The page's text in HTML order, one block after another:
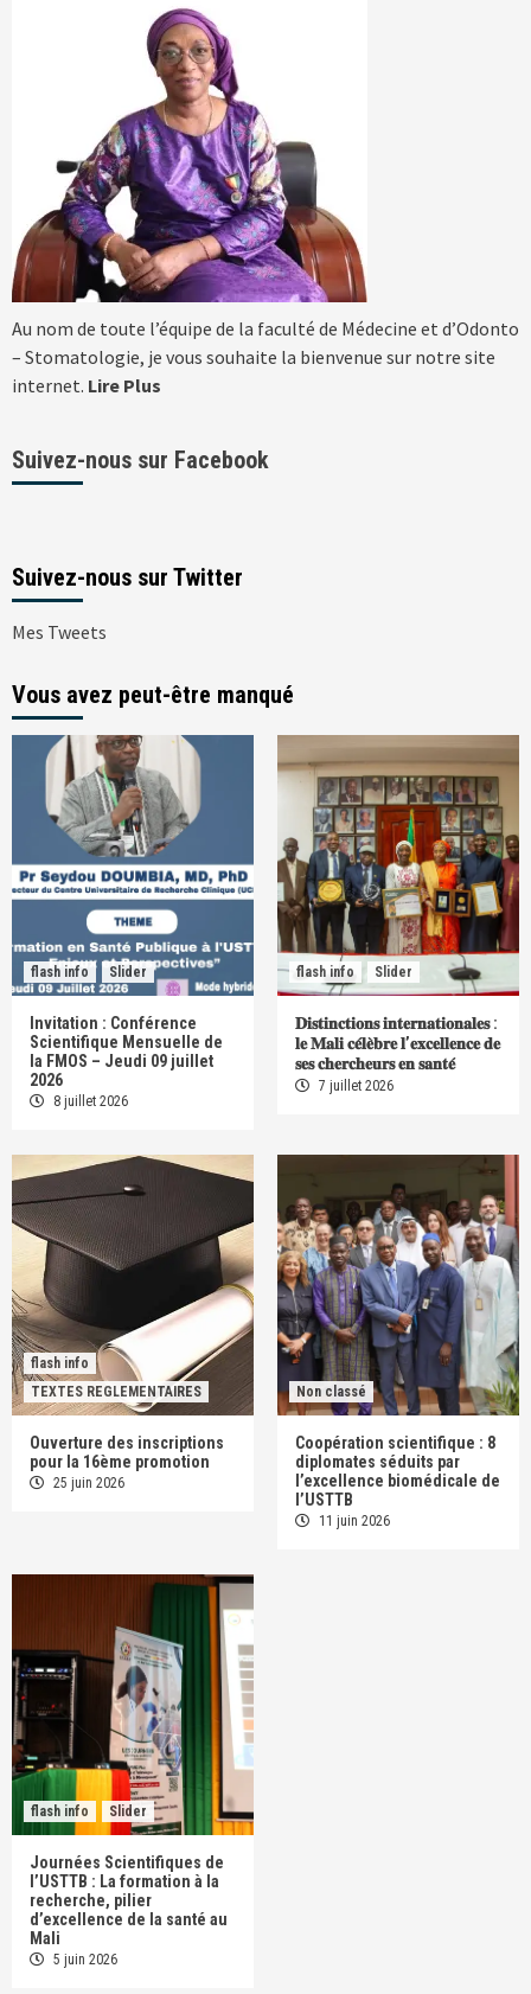
Au nom de toute l’équipe de la faculté de Médecine et d’Odonto
– Stomatologie, je vous souhaite la bienvenue sur notre site
internet. Lire Plus
Suivez-nous sur Facebook
Suivez-nous sur Twitter
Mes Tweets
Vous avez peut-être manqué
flash info Slider
Invitation : Conférence
Scientifique Mensuelle de
la FMOS – Jeudi 09 juillet
2026
8 juillet 2026
flash info Slider
𝐃𝐢𝐬𝐭𝐢𝐧𝐜𝐭𝐢𝐨𝐧𝐬 𝐢𝐧𝐭𝐞𝐫𝐧𝐚𝐭𝐢𝐨𝐧𝐚𝐥𝐞𝐬 :
𝐥𝐞 𝐌𝐚𝐥𝐢 𝐜𝐞́𝐥𝐞̀𝐛𝐫𝐞 𝐥’𝐞𝐱𝐜𝐞𝐥𝐥𝐞𝐧𝐜𝐞 𝐝𝐞
𝐬𝐞𝐬 𝐜𝐡𝐞𝐫𝐜𝐡𝐞𝐮𝐫𝐬 𝐞𝐧 𝐬𝐚𝐧𝐭𝐞́
7 juillet 2026
flash info
TEXTES REGLEMENTAIRES
Ouverture des inscriptions
pour la 16ème promotion
25 juin 2026
Non classé
Coopération scientifique : 8
diplomates séduits par
l’excellence biomédicale de
l’USTTB
11 juin 2026
flash info Slider
Journées Scientifiques de
l’USTTB : La formation à la
recherche, pilier
d’excellence de la santé au
Mali
5 juin 2026